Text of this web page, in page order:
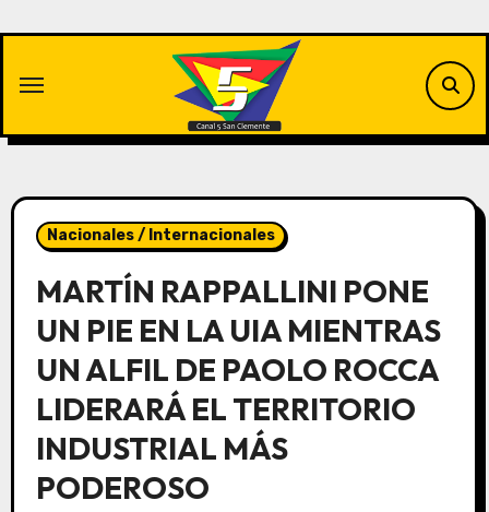
contenido
Nacionales / Internacionales
MARTÍN RAPPALLINI PONE
UN PIE EN LA UIA MIENTRAS
UN ALFIL DE PAOLO ROCCA
LIDERARÁ EL TERRITORIO
INDUSTRIAL MÁS
PODEROSO